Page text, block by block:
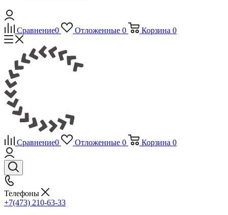
Сравнение0 Отложенные 0 Корзина 0
Сравнение0 Отложенные 0 Корзина 0
Телефоны
+7(473) 210-63-33